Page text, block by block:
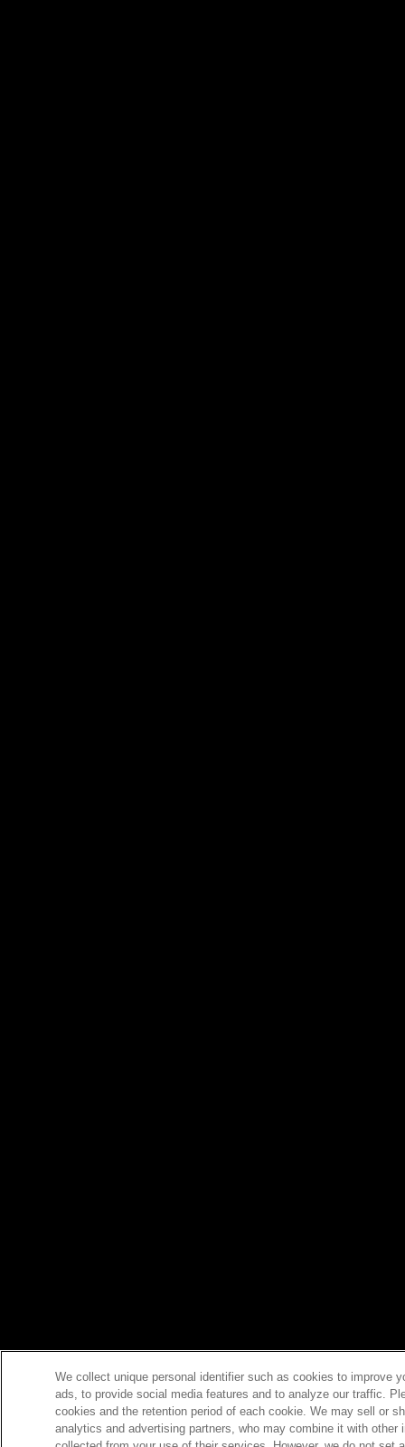
We collect unique personal identifier such as cookies to improve
ads, to provide social media features and to analyze our traffic.
cookies and the retention period of each cookie. We may sell or
analytics and advertising partners, who may combine it with